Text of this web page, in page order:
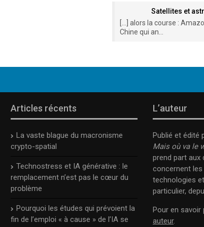
Satellites et
[…] alors la course :
Chine qui an...
Articles récents
La vaste blague du macronisme
crypto-spatial
Technostress et IA générative : le
remplacement n’est pas le cœur du
problème
Pourquoi les études qui prévoient la
fin de l’emploi « à cause » de l’IA se
L’auteur
Publié et édité
Mais où va le
prend part aux
concernent les
technologies
particulier,
Pour en savoir
auteur.